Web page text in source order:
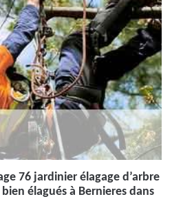
76 jardinier élagage d’arbre
élagués à Bernieres dans